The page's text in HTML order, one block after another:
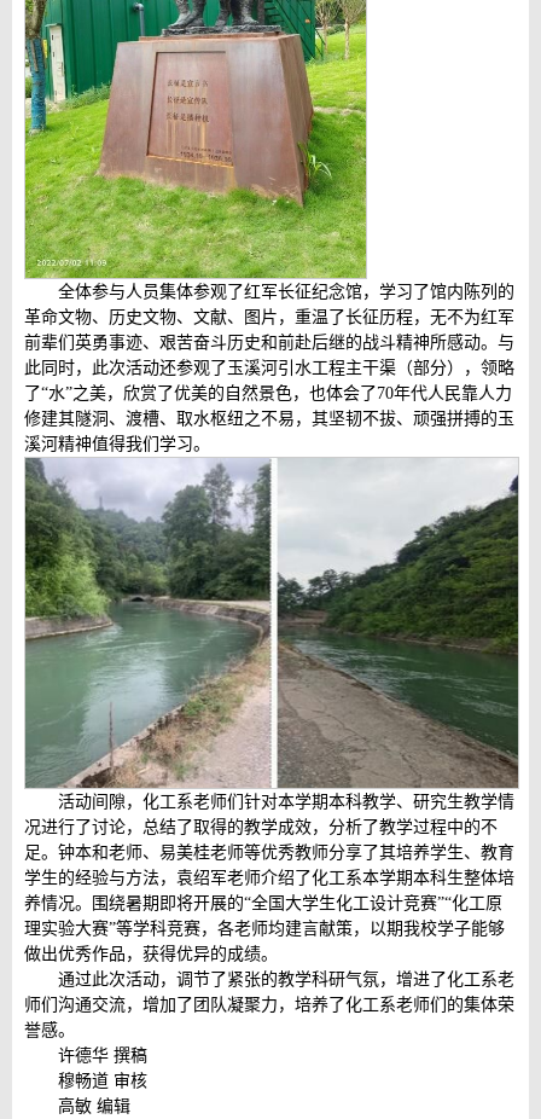
全体参与人员集体参观了红军长征纪念馆，学习了馆内陈列的
革命文物、历史文物、文献、图片，重温了长征历程，无不为红军
前辈们英勇事迹、艰苦奋斗历史和前赴后继的战斗精神所感动。与
此同时，此次活动还参观了玉溪河引水工程主干渠（部分），领略
了“水”之美，欣赏了优美的自然景色，也体会了70年代人民靠人力
修建其隧洞、渡槽、取水枢纽之不易，其坚韧不拔、顽强拼搏的玉
溪河精神值得我们学习。
活动间隙，化工系老师们针对本学期本科教学、研究生教学情
况进行了讨论，总结了取得的教学成效，分析了教学过程中的不
足。钟本和老师、易美桂老师等优秀教师分享了其培养学生、教育
学生的经验与方法，袁绍军老师介绍了化工系本学期本科生整体培
养情况。围绕暑期即将开展的“全国大学生化工设计竞赛”“化工原
理实验大赛”等学科竞赛，各老师均建言献策，以期我校学子能够
做出优秀作品，获得优异的成绩。
通过此次活动，调节了紧张的教学科研气氛，增进了化工系老
师们沟通交流，增加了团队凝聚力，培养了化工系老师们的集体荣
誉感。
许德华 撰稿
穆畅道 审核
高敏 编辑